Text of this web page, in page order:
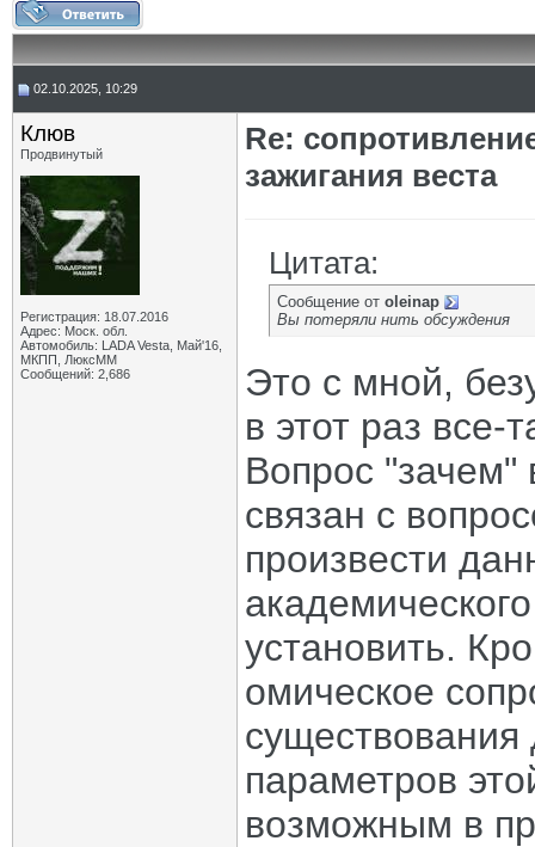
02.10.2025, 10:29
Клюв
Продвинутый
Регистрация: 18.07.2016
Адрес: Моск. обл.
Автомобиль: LADA Vesta, Май'16,
МКПП, ЛюксММ
Сообщений: 2,686
Re:
зажигания веста
Цитата:
Сообщение от oleinap
Вы потеряли нить обсуждения
Это с мной,
в этот раз все-
Вопрос "зачем"
связан с
произвести
установить.
омическое
существования
параметров
возможным в